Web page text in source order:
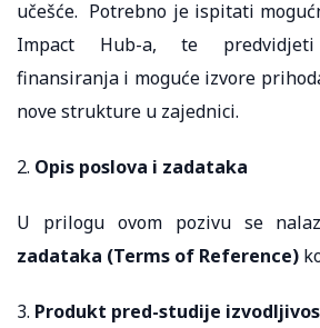
učešće. Potrebno je ispitati
Impact Hub-a, te
finansiranja i moguće izvore
nove strukture u zajednici.
2. Opis poslova i zadataka
U prilogu ovom pozivu se
zadataka (Terms of Reference)
3. Produkt pred-studije